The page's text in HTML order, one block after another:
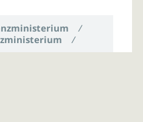
/
/